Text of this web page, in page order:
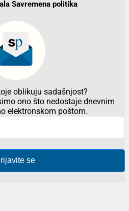
Savremena politika
oblikuju sadašnjost?
ono što nedostaje dnevnim
elektronskom poštom.
se